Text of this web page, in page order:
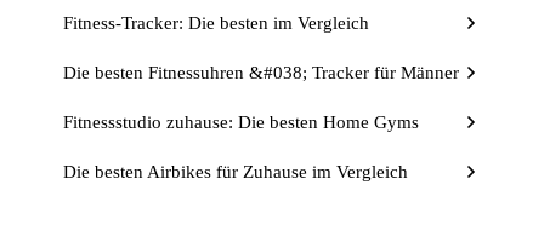
Fitness-Tracker: Die besten im Vergleich
Die besten Fitnessuhren &#038; Tracker für Männer
Fitnessstudio zuhause: Die besten Home Gyms
Die besten Airbikes für Zuhause im Vergleich